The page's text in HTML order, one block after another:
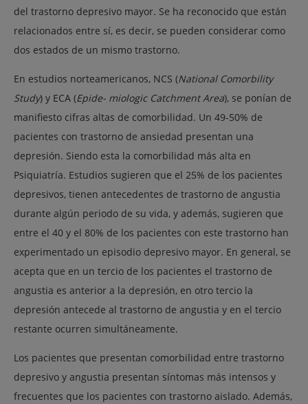
del trastorno depresivo mayor. Se ha reconocido que están
relacionados entre sí, es decir, se pueden considerar como
dos estados de un mismo trastorno.
En estudios norteamericanos, NCS (National Comorbility
Study) y ECA (Epide- miologic Catchment Area), se ponían de
manifiesto cifras altas de comorbilidad. Un 49-50% de
pacientes con trastorno de ansiedad presentan una
depresión. Siendo esta la comorbilidad más alta en
Psiquiatría. Estudios sugieren que el 25% de los pacientes
depresivos, tienen antecedentes de trastorno de angustia
durante algún periodo de su vida, y además, sugieren que
entre el 40 y el 80% de los pacientes con este trastorno han
experimentado un episodio depresivo mayor. En general, se
acepta que en un tercio de los pacientes el trastorno de
angustia es anterior a la depresión, en otro tercio la
depresión antecede al trastorno de angustia y en el tercio
restante ocurren simultáneamente.
Los pacientes que presentan comorbilidad entre trastorno
depresivo y angustia presentan síntomas más intensos y
frecuentes que los pacientes con trastorno aislado. Además,